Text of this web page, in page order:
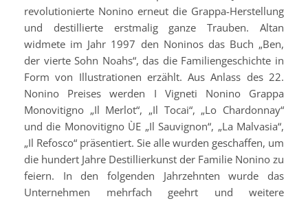
revolutionierte Nonino erneut die Grappa-Herstellung
und destillierte erstmalig ganze Trauben. Altan
widmete im Jahr 1997 den Noninos das Buch „Ben,
der vierte Sohn Noahs“, das die Familiengeschichte in
Form von Illustrationen erzählt. Aus Anlass des 22.
Nonino Preises werden I Vigneti Nonino Grappa
Monovitigno „Il Merlot“, „Il Tocai“, „Lo Chardonnay“
und die Monovitigno ÙE „Il Sauvignon“, „La Malvasia“,
„Il Refosco“ präsentiert. Sie alle wurden geschaffen, um
die hundert Jahre Destillierkunst der Familie Nonino zu
feiern. In den folgenden Jahrzehnten wurde das
Unternehmen mehrfach geehrt und weitere